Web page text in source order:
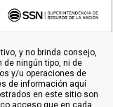
y no brinda consejo,
ningún tipo, ni de
y/u operaciones de
de información aquí
en este sitio son
acceso que en cada